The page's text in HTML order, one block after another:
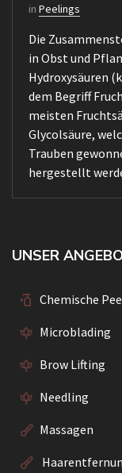
in Peelings
Die
in Obst und
Hydroxysäuren
dem Begriff
meisten
Glycolsäure,
Trauben
hergestellt
UNSER
Chemische
Microblading
Brow Lifting
Needling
Massagen